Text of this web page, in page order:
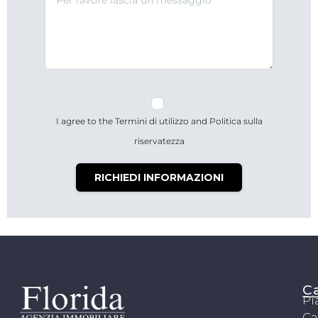
I agree to the Termini di utilizzo and Politica sulla
riservatezza
RICHIEDI INFORMAZIONI